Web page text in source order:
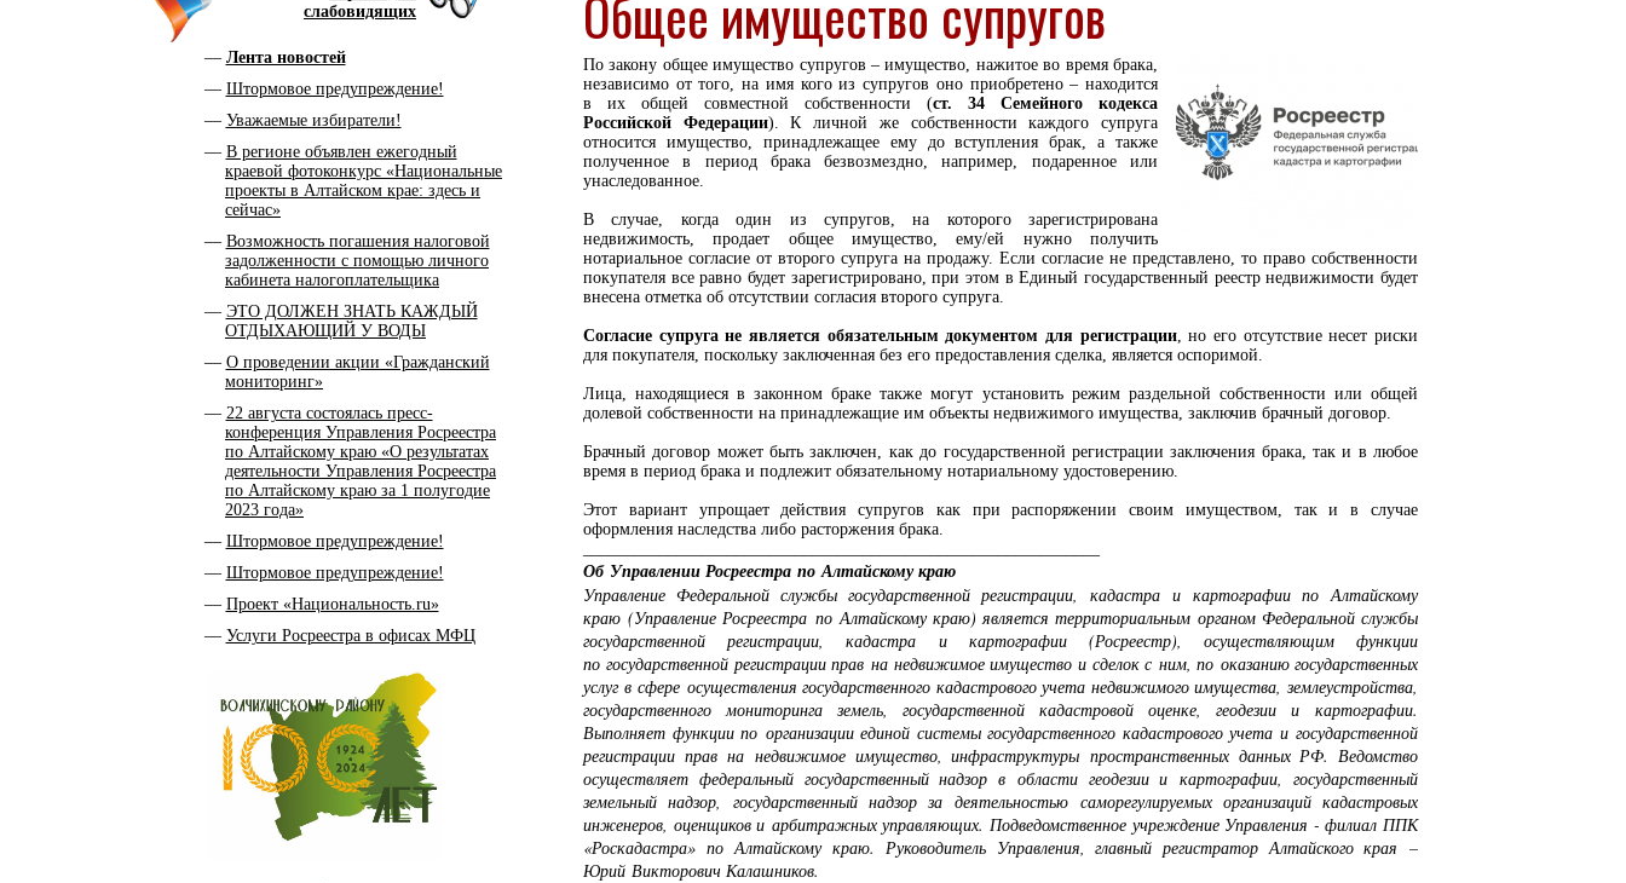
слабовидящих
Лента новостей
Штормовое предупреждение!
Уважаемые избиратели!
В регионе объявлен ежегодный
краевой фотоконкурс «Национальные
проекты в Алтайском крае: здесь и
сейчас»
Возможность погашения налоговой
задолженности с помощью личного
кабинета налогоплательщика
ЭТО ДОЛЖЕН ЗНАТЬ КАЖДЫЙ
ОТДЫХАЮЩИЙ У ВОДЫ
О проведении акции «Гражданский
мониторинг»
22 августа состоялась пресс-
конференция Управления Росреестра
по Алтайскому краю «О результатах
деятельности Управления Росреестра
по Алтайскому краю за 1 полугодие
2023 года»
Штормовое предупреждение!
Штормовое предупреждение!
Проект «Национальность.ru»
Услуги Росреестра в офисах МФЦ
Общее имущество супругов
По закону общее имущество супругов – имущество, нажитое во время брака,
независимо от того, на имя кого из супругов оно приобретено – находится
в их общей совместной собственности (ст. 34 Семейного кодекса
Российской Федерации). К личной же собственности каждого супруга
относится имущество, принадлежащее ему до вступления брак, а также
полученное в период брака безвозмездно, например, подаренное или
унаследованное.
В случае, когда один из супругов, на которого зарегистрирована
недвижимость, продает общее имущество, ему/ей нужно получить
нотариальное согласие от второго супруга на продажу. Если согласие не представлено, то право собственности
покупателя все равно будет зарегистрировано, при этом в Единый государственный реестр недвижимости будет
внесена отметка об отсутствии согласия второго супруга.
Согласие супруга не является обязательным документом для регистрации, но его отсутствие несет риски
для покупателя, поскольку заключенная без его предоставления сделка, является оспоримой.
Лица, находящиеся в законном браке также могут установить режим раздельной собственности или общей
долевой собственности на принадлежащие им объекты недвижимого имущества, заключив брачный договор.
Брачный договор может быть заключен, как до государственной регистрации заключения брака, так и в любое
время в период брака и подлежит обязательному нотариальному удостоверению.
Этот вариант упрощает действия супругов как при распоряжении своим имуществом, так и в случае
оформления наследства либо расторжения брака.
Об Управлении Росреестра по Алтайскому краю
Управление Федеральной службы государственной регистрации, кадастра и картографии по Алтайскому
краю (Управление Росреестра по Алтайскому краю) является территориальным органом Федеральной службы
государственной регистрации, кадастра и картографии (Росреестр), осуществляющим функции
по государственной регистрации прав на недвижимое имущество и сделок с ним, по оказанию государственных
услуг в сфере осуществления государственного кадастрового учета недвижимого имущества, землеустройства,
государственного мониторинга земель, государственной кадастровой оценке, геодезии и картографии.
Выполняет функции по организации единой системы государственного кадастрового учета и государственной
регистрации прав на недвижимое имущество, инфраструктуры пространственных данных РФ. Ведомство
осуществляет федеральный государственный надзор в области геодезии и картографии, государственный
земельный надзор, государственный надзор за деятельностью саморегулируемых организаций кадастровых
инженеров, оценщиков и арбитражных управляющих. Подведомственное учреждение Управления - филиал ППК
«Роскадастра» по Алтайскому краю. Руководитель Управления, главный регистратор Алтайского края –
Юрий Викторович Калашников.